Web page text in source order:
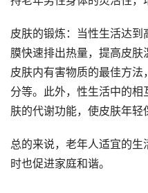
皮肤的锻炼：当性生活达
膜快速排出热量，提高皮
皮肤内有害物质的最佳方
分等。此外，性生活中的
肤的代谢功能，使皮肤年轻
总的来说，老年人适宜的
时也促进家庭和谐。